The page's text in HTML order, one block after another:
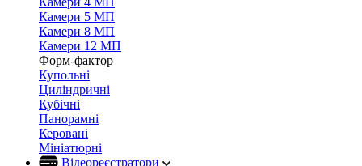
Камери 5 МП
Камери 8 МП
Камери 12 МП
Форм-фактор
Купольні
Циліндричні
Кубічні
Панорамні
Керовані
Мініатюрні
Відеореєстратори